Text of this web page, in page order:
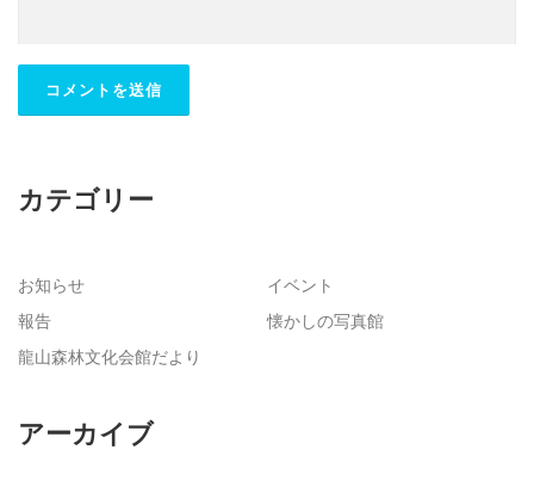
カテゴリー
お知らせ
イベント
報告
懐かしの写真館
龍山森林文化会館だより
アーカイブ